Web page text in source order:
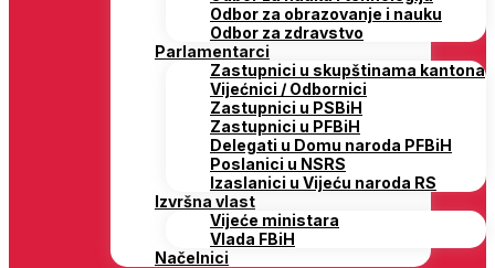
Odbor za obrazovanje i nauku
Odbor za zdravstvo
Parlamentarci
Zastupnici u skupštinama kantona
Vijećnici / Odbornici
Zastupnici u PSBiH
Zastupnici u PFBiH
Delegati u Domu naroda PFBiH
Poslanici u NSRS
Izaslanici u Vijeću naroda RS
Izvršna vlast
Vijeće ministara
Vlada FBiH
Načelnici